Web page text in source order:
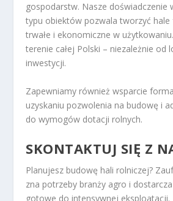
gospodarstw. Nasze doświadczenie
typu obiektów pozwala tworzyć hale
trwałe i ekonomiczne w
terenie całej Polski – niezależnie od
inwestycji.
Zapewniamy również wsparcie
uzyskaniu pozwolenia na budowę i
do wymogów dotacji rolnych.
SKONTAKTUJ SIĘ Z
Planujesz budowę hali rolniczej?
zna potrzeby branży agro i
gotowe do intensywnej eksploatacji.